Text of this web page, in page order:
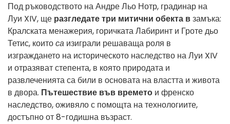
Под ръководството на Андре Льо Нотр, градинар на
Луи XIV, ще разгледате три митични обекта взамъка:
Кралската менажерия, горичката Лабиринт и Гроте дьо
Тетис, коитоса изиграли решаваща роля в
изграждането на историческото наследство на Луи XIV
и отразяват степента, в която природата и
развлеченията са били в основата на властта и живота
в двора. Пътешествие във времето и френско
наследство, оживяло с помощта на технологиите,
достъпно от 8-годишна възраст.